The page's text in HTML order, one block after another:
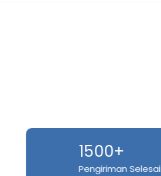
1500+
Pengiriman Selesai